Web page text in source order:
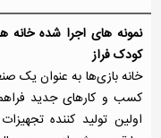
نمونه های اجرا شده
کودک فراز
خانه بازی‌ها به عنوان یک
کسب و کارهای جدید
اولین تولید کننده